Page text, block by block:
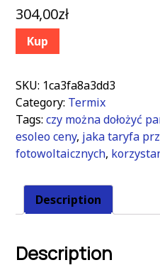
304,00zł
Kup
SKU: 1ca3fa8a3dd3
Category: Termix
Tags: czy można dołożyć
esoleo ceny, jaka taryfa
fotowoltaicznych,
Description
Description